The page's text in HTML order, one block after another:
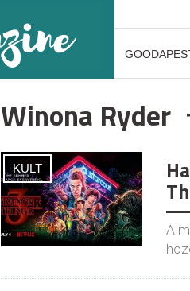
Winona Ryder
KULT
A